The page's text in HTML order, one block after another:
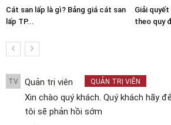
Cát san lấp là gì? Bảng giá cát san
lấp TP...
Giải
theo quy
‹ ›
TV Quản trị viên QUẢN TRỊ VIÊN
Xin chào quý khách. Quý khách hãy
tôi sẽ phản hồi sớm